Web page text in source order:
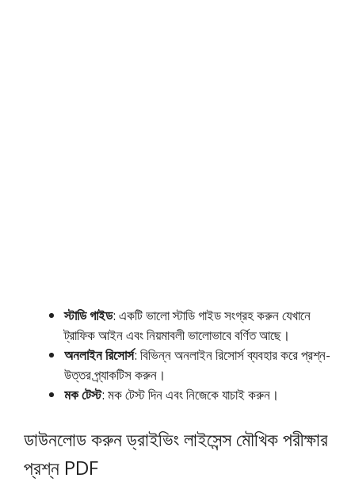
স্টাডি গাইড: একটি ভালো স্টাডি গাইড সংগ্রহ করুন যেখানে
ট্রাফিক আইন এবং নিয়মাবলী ভালোভাবে বর্ণিত আছে।
অনলাইন রিসোর্স: বিভিন্ন অনলাইন রিসোর্স ব্যবহার করে প্রশ্ন-
উত্তর প্র্যাকটিস করুন।
মক টেস্ট: মক টেস্ট দিন এবং নিজেকে যাচাই করুন।
ডাউনলোড করুন ড্রাইভিং লাইসেন্স মৌখিক পরীক্ষার
প্রশ্ন PDF